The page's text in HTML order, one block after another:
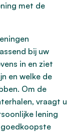
met de
bij uw
in en ziet
en welke de
Om de
vraagt u
lening